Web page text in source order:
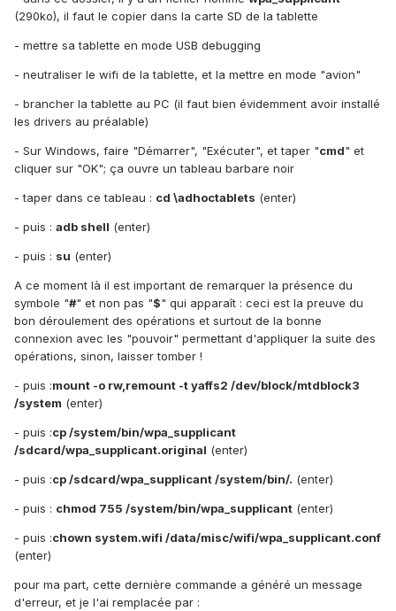
(290ko), il faut le copier dans la carte SD de la tablette
- mettre sa tablette en mode USB debugging
- neutraliser le wifi de la tablette, et la mettre en mode "avion"
- brancher la tablette au PC (il faut bien évidemment avoir installé
les drivers au préalable)
- Sur Windows, faire "Démarrer", "Exécuter", et taper "cmd" et
cliquer sur "OK"; ça ouvre un tableau barbare noir
- taper dans ce tableau : cd \adhoctablets (enter)
- puis : adb shell (enter)
- puis : su (enter)
A ce moment là il est important de remarquer la présence du
symbole "#" et non pas "$" qui apparaît : ceci est la preuve du
bon déroulement des opérations et surtout de la bonne
connexion avec les "pouvoir" permettant d'appliquer la suite des
opérations, sinon, laisser tomber !
- puis :mount -o rw,remount -t yaffs2 /dev/block/mtdblock3
/system (enter)
- puis :cp /system/bin/wpa_supplicant
/sdcard/wpa_supplicant.original (enter)
- puis :cp /sdcard/wpa_supplicant /system/bin/. (enter)
- puis : chmod 755 /system/bin/wpa_supplicant (enter)
- puis :chown system.wifi /data/misc/wifi/wpa_supplicant.conf
(enter)
pour ma part, cette dernière commande a généré un message
d'erreur, et je l'ai remplacée par :